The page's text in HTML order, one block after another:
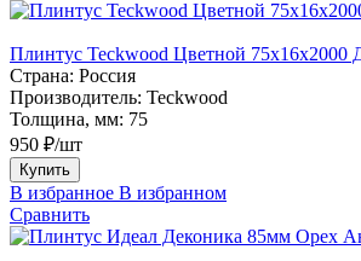
Плинтус Teckwood Цветной 75х16х2000
Страна: Россия
Производитель: Teckwood
Толщина, мм: 75
950 ₽/шт
Купить
В избранное В избранном
Сравнить